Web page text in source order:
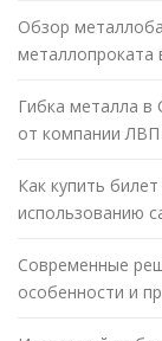
Обзор
металлопроката
Гибка металла в
от компании ЛВП
Как купить
использованию
Современные
особенности и